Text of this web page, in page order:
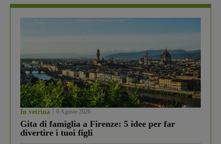
In vetrina 6 Agosto 2026
Gita di famiglia a Firenze: 5 idee per far
divertire i tuoi figli